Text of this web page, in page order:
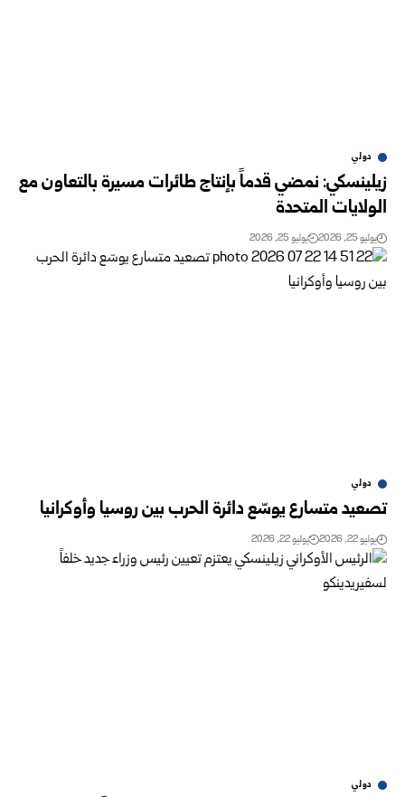
دولي
زيلينسكي: نمضي قدماً بإنتاج طائرات مسيرة بالتعاون مع
الولايات المتحدة
يوليو 25, 2026 يوليو 25, 2026
دولي
تصعيد متسارع يوسّع دائرة الحرب بين روسيا وأوكرانيا
يوليو 22, 2026 يوليو 22, 2026
دولي